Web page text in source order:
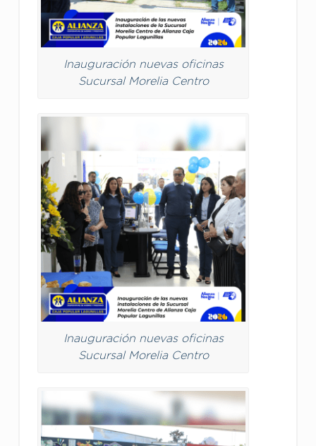
Inauguración nuevas oficinas
Sucursal Morelia Centro
Inauguración nuevas oficinas
Sucursal Morelia Centro